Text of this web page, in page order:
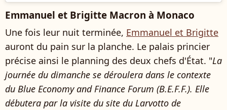
Emmanuel et Brigitte Macron à Monaco
Une fois leur nuit terminée, Emmanuel et Brigitte
auront du pain sur la planche. Le palais princier
précise ainsi le planning des deux chefs d'État. "La
journée du dimanche se déroulera dans le contexte
du Blue Economy and Finance Forum (B.E.F.F.). Elle
débutera par la visite du site du Larvotto de